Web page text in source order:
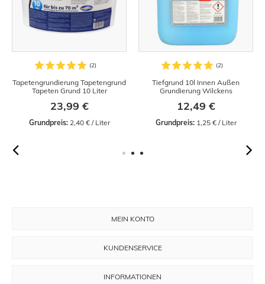
Tapetengrundierung Tapetengrund
Tapeten Grund 10 Liter
23,99 €
Grundpreis: 2,40 € / Liter
Tiefgrund 10l Innen Außen
Grundierung Wilckens
12,49 €
Grundpreis: 1,25 € / Liter
MEIN KONTO
KUNDENSERVICE
INFORMATIONEN